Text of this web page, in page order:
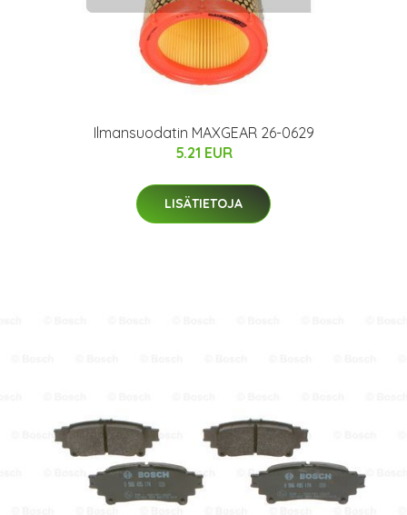
Ilmansuodatin MAXGEAR 26-0629
5.21 EUR
LISÄTIETOJA